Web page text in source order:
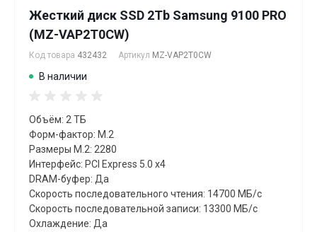
Жесткий диск SSD 2Tb Samsung 9100 PRO
(MZ-VAP2T0CW)
Код товара 432432 Артикул MZ-VAP2T0CW
В наличии
Объём: 2 ТБ
Форм-фактор: M.2
Размеры M.2: 2280
Интерфейс: PCI Express 5.0 x4
DRAM-буфер: Да
Скорость последовательного чтения: 14700 МБ/с
Скорость последовательной записи: 13300 МБ/с
Охлаждение: Да